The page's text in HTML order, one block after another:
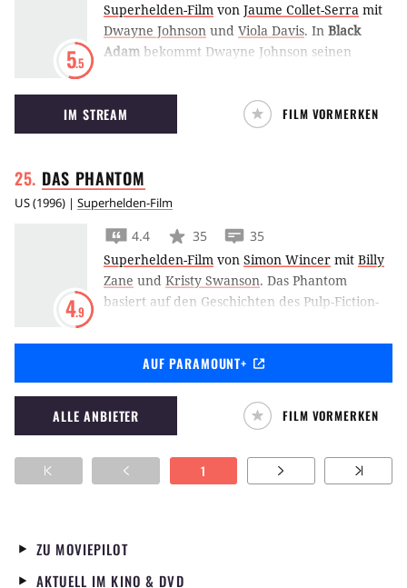
5.5
Superhelden-Film von Jaume Collet-Serra mit
Dwayne Johnson und Viola Davis. In Black
Adam bekommt Dwayne Johnson seinen
Schurke und Antiheld, der nach
jahrhundertelanger Gefangenschaft seine
Vorstellungen von Gerechtigkeit gegen die
IM STREAM FILM VORMERKEN
DAS PHANTOM
US(1996) | Superhelden-Film
4.9
4.4 35
35
Superhelden-Film von Simon Wincer mit Billy
Zane und Kristy Swanson. Das Phantom
basiert auf den Geschichten des Pulp-Fiction-
gegen Piraterie und andere Verbrechen in
den Kampf zieht und von Lee Falk kreiert
wurde. Billy Zane spielt den Ghost Who Walks.
AUF PARAMOUNT+
ALLE ANBIETER FILM VORMERKEN
1
ZU MOVIEPILOT
AKTUELL IM KINO & DVD